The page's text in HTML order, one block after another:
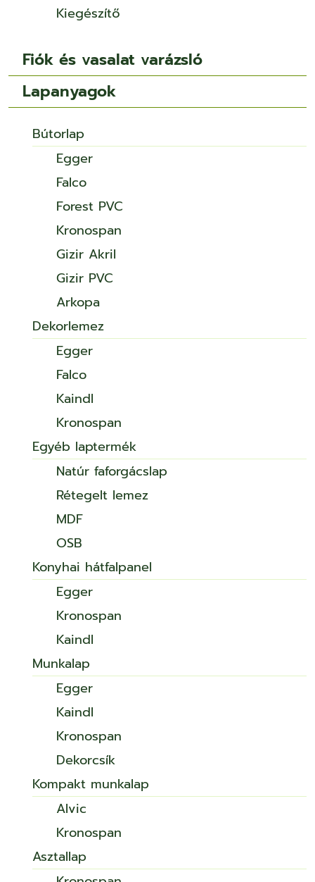
Kiegészítő
Fiók és vasalat varázsló
Lapanyagok
Bútorlap
Egger
Falco
Forest PVC
Kronospan
Gizir Akril
Gizir PVC
Arkopa
Dekorlemez
Egger
Falco
Kaindl
Kronospan
Egyéb laptermék
Natúr faforgácslap
Rétegelt lemez
MDF
OSB
Konyhai hátfalpanel
Egger
Kronospan
Kaindl
Munkalap
Egger
Kaindl
Kronospan
Dekorcsík
Kompakt munkalap
Alvic
Kronospan
Asztallap